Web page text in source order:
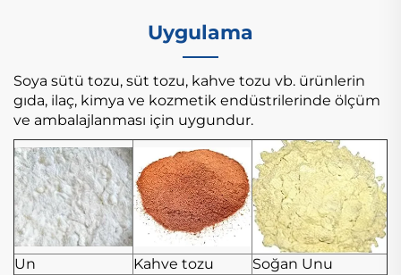
Uygulama
Soya sütü tozu, süt tozu, kahve tozu vb. ürünlerin
gıda, ilaç, kimya ve kozmetik endüstrilerinde ölçüm
ve ambalajlanması için uygundur.
Un Kahve tozu Soğan Unu